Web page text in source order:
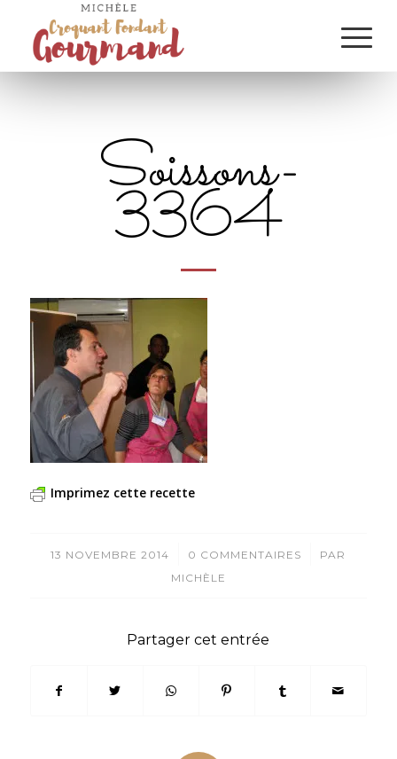
Soissons-
3364
Imprimez cette recette
13 NOVEMBRE 2014
/ 0 COMMENTAIRES
/
PAR
MICHÈLE
Partager cet entrée